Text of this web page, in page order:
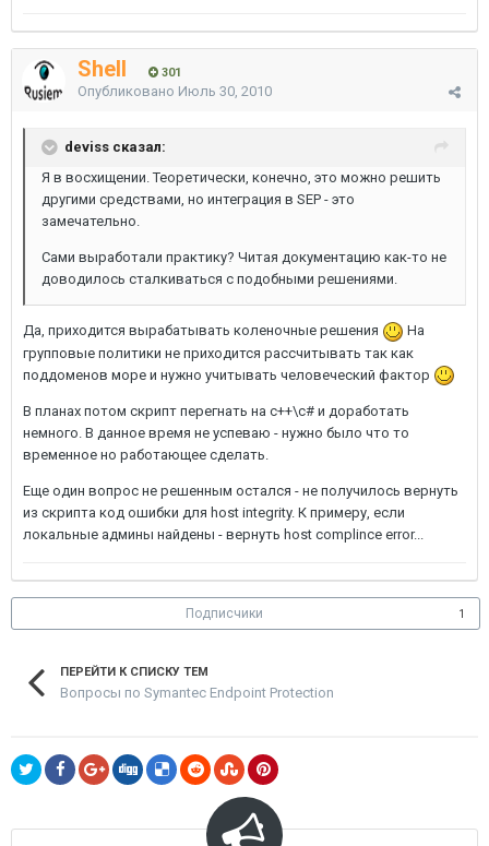
Shell 301
Опубликовано Июль 30, 2010
deviss сказал:
Я в восхищении. Теоретически, конечно, это можно решить
другими средствами, но интеграция в SEP - это
замечательно.
Сами выработали практику? Читая документацию как-то не
доводилось сталкиваться с подобными решениями.
Да, приходится вырабатывать коленочные решения
На
групповые политики не приходится рассчитывать так как
поддоменов море и нужно учитывать человеческий фактор
В планах потом скрипт перегнать на c++\c# и доработать
немного. В данное время не успеваю - нужно было что то
временное но работающее сделать.
Еще один вопрос не решенным остался - не получилось вернуть
из скрипта код ошибки для host integrity. К примеру, если
локальные админы найдены - вернуть host complince error...
Подписчики 1
ПЕРЕЙТИ К СПИСКУ ТЕМ
Вопросы по Symantec Endpoint Protection